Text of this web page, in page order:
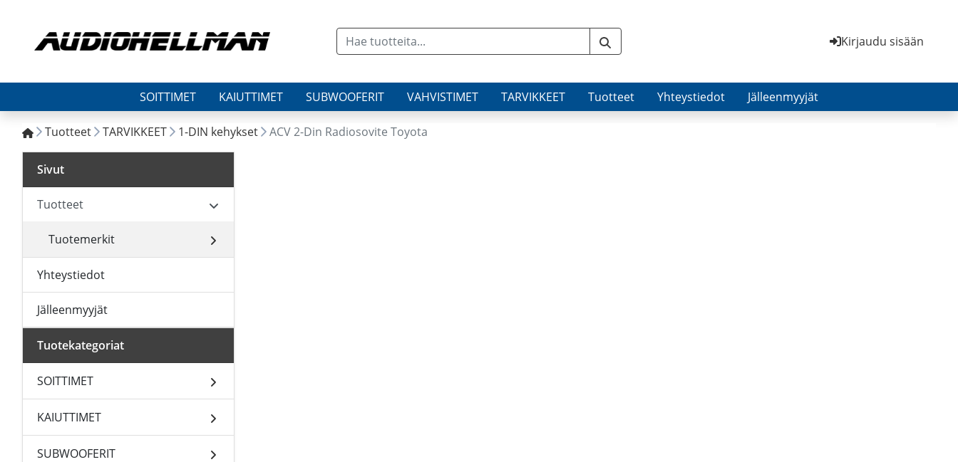
Kirjaudu sisään
SOITTIMET KAIUTTIMET SUBWOOFERIT VAHVISTIMET TARVIKKEET Tuotteet Yhteystiedot Jälleenmyyjät
Tuotteet TARVIKKEET 1-DIN kehykset ACV 2-Din Radiosovite Toyota
Sivut
Tuotteet
Tuotemerkit
Yhteystiedot
Jälleenmyyjät
Tuotekategoriat
SOITTIMET
KAIUTTIMET
SUBWOOFERIT